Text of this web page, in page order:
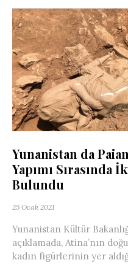
Yunanistan da
Yapımı Sırasında
Bulundu
25 Ocak 2021
Yunanistan Kültür
açıklamada, Atina’nın
kadın figürlerinin yer